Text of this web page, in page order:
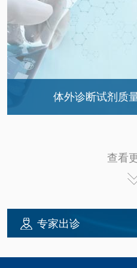
科研成果
体外诊断试剂质
学术委员会与人员构成查看
专家出诊